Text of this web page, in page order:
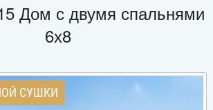
Дом с двумя спальнями
6х8
СУШКИ